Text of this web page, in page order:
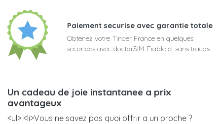
Paiement securise avec garantie totale
Obtenez votre Tinder France en quelques
secondes avec doctorSIM. Fiable et sans tracas
Un cadeau de joie instantanee a prix
avantageux
<ul> <li>Vous ne savez pas quoi offrir a un proche ?